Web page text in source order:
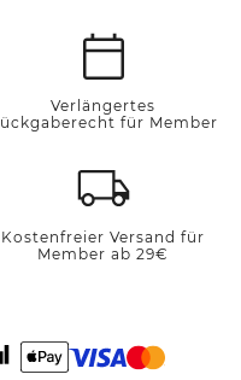
Verlängertes
für Member
Kostenfreier Versand für
Member ab 29€